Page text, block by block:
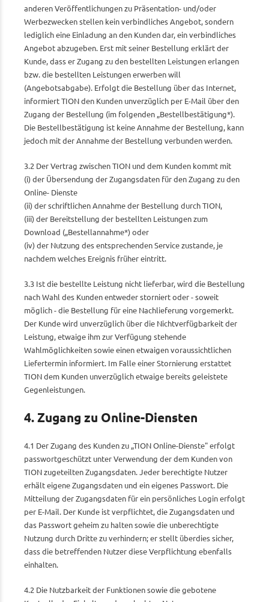
anderen Veröffentlichungen zu Präsentation- und/oder
Werbezwecken stellen kein verbindliches Angebot, sondern
lediglich eine Einladung an den Kunden dar, ein verbindliches
Angebot abzugeben. Erst mit seiner Bestellung erklärt der
Kunde, dass er Zugang zu den bestellten Leistungen erlangen
bzw. die bestellten Leistungen erwerben will
(Angebotsabgabe). Erfolgt die Bestellung über das Internet,
informiert TION den Kunden unverzüglich per E-Mail über den
Zugang der Bestellung (im folgenden „Bestellbestätigung*).
Die Bestellbestätigung ist keine Annahme der Bestellung, kann
jedoch mit der Annahme der Bestellung verbunden werden.
3.2 Der Vertrag zwischen TION und dem Kunden kommt mit
(i) der Übersendung der Zugangsdaten für den Zugang zu den
Online- Dienste
(ii) der schriftlichen Annahme der Bestellung durch TION,
(iii) der Bereitstellung der bestellten Leistungen zum
Download („Bestellannahme*) oder
(iv) der Nutzung des entsprechenden Service zustande, je
nachdem welches Ereignis früher eintritt.
3.3 Ist die bestellte Leistung nicht lieferbar, wird die Bestellung
nach Wahl des Kunden entweder storniert oder - soweit
möglich - die Bestellung für eine Nachlieferung vorgemerkt.
Der Kunde wird unverzüglich über die Nichtverfügbarkeit der
Leistung, etwaige ihm zur Verfügung stehende
Wahlmöglichkeiten sowie einen etwaigen voraussichtlichen
Liefertermin informiert. Im Falle einer Stornierung erstattet
TION dem Kunden unverzüglich etwaige bereits geleistete
Gegenleistungen.
4. Zugang zu Online-Diensten
4.1 Der Zugang des Kunden zu „TION Online-Dienste" erfolgt
passwortgeschützt unter Verwendung der dem Kunden von
TION zugeteilten Zugangsdaten. Jeder berechtigte Nutzer
erhält eigene Zugangsdaten und ein eigenes Passwort. Die
Mitteilung der Zugangsdaten für ein persönliches Login erfolgt
per E-Mail. Der Kunde ist verpflichtet, die Zugangsdaten und
das Passwort geheim zu halten sowie die unberechtigte
Nutzung durch Dritte zu verhindern; er stellt überdies sicher,
dass die betreffenden Nutzer diese Verpflichtung ebenfalls
einhalten.
4.2 Die Nutzbarkeit der Funktionen sowie die gebotene